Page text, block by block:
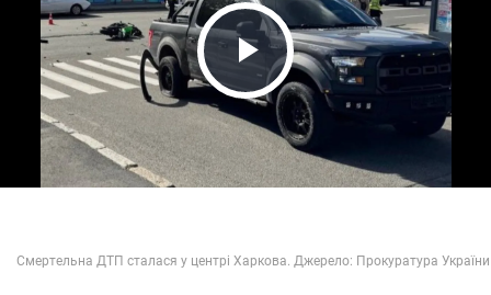
Play Video